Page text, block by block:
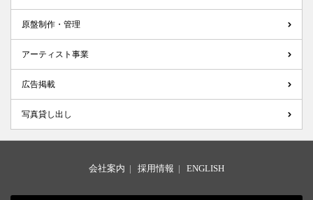
原盤制作・管理
アーティスト事業
広告掲載
写真貸し出し
会社案内 | 採用情報 | ENGLISH